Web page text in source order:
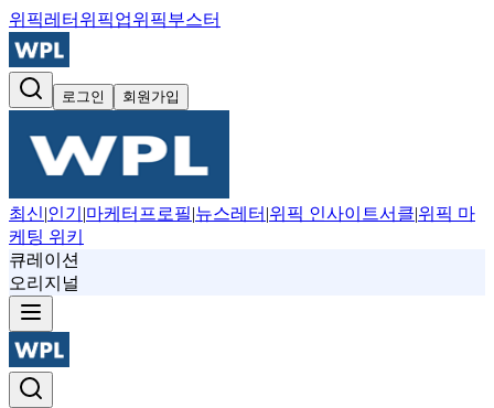
위픽레터 위픽업위픽부스터
로그인 회원가입
최신|인기 |마케터프로필|뉴스레터 |위픽 인사이트서클|위픽 마
케팅 위키
큐레이션
오리지널